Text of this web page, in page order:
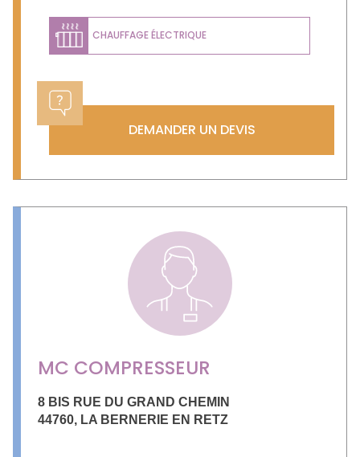
CHAUFFAGE ÉLECTRIQUE
DEMANDER UN DEVIS
MC COMPRESSEUR
8 BIS RUE DU GRAND CHEMIN
44760, LA BERNERIE EN RETZ